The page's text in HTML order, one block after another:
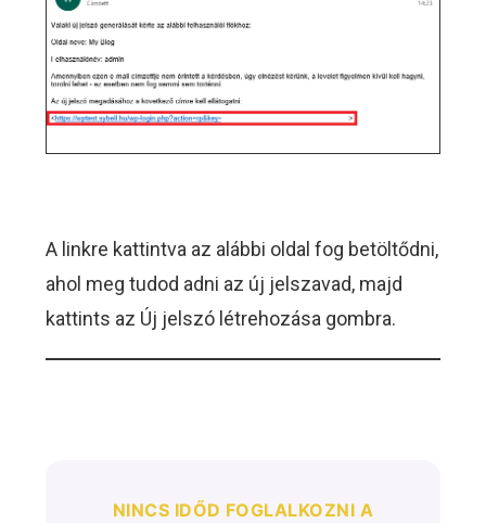
A linkre kattintva az alábbi oldal fog betöltődni,
ahol meg tudod adni az új jelszavad, majd
kattints az Új jelszó létrehozása gombra.
NINCS IDŐD FOGLALKOZNI A